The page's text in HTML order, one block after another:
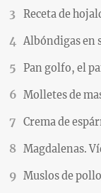
Receta de
Albóndigas en
Pan golfo, el
Molletes de
Crema de
Magdalenas.
Muslos de